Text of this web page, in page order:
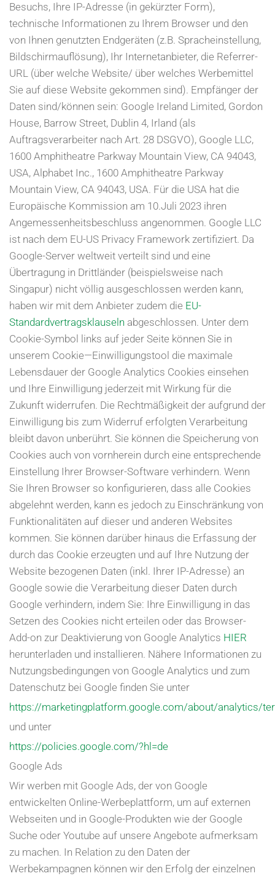
Besuchs, Ihre IP-Adresse (in gekürzter Form),
technische Informationen zu Ihrem Browser und den
von Ihnen genutzten Endgeräten (z.B. Spracheinstellung,
Bildschirmauflösung), Ihr Internetanbieter, die Referrer-
URL (über welche Website/ über welches Werbemittel
Sie auf diese Website gekommen sind). Empfänger der
Daten sind/können sein: Google Ireland Limited, Gordon
House, Barrow Street, Dublin 4, Irland (als
Auftragsverarbeiter nach Art. 28 DSGVO), Google LLC,
1600 Amphitheatre Parkway Mountain View, CA 94043,
USA, Alphabet Inc., 1600 Amphitheatre Parkway
Mountain View, CA 94043, USA. Für die USA hat die
Europäische Kommission am 10.Juli 2023 ihren
Angemessenheitsbeschluss angenommen. Google LLC
ist nach dem EU-US Privacy Framework zertifiziert. Da
Google-Server weltweit verteilt sind und eine
Übertragung in Drittländer (beispielsweise nach
Singapur) nicht völlig ausgeschlossen werden kann,
haben wir mit dem Anbieter zudem die EU-
Standardvertragsklauseln abgeschlossen. Unter dem
Cookie-Symbol links auf jeder Seite können Sie in
unserem Cookie—Einwilligungstool die maximale
Lebensdauer der Google Analytics Cookies einsehen
und Ihre Einwilligung jederzeit mit Wirkung für die
Zukunft widerrufen. Die Rechtmäßigkeit der aufgrund der
Einwilligung bis zum Widerruf erfolgten Verarbeitung
bleibt davon unberührt. Sie können die Speicherung von
Cookies auch von vornherein durch eine entsprechende
Einstellung Ihrer Browser-Software verhindern. Wenn
Sie Ihren Browser so konfigurieren, dass alle Cookies
abgelehnt werden, kann es jedoch zu Einschränkung von
Funktionalitäten auf dieser und anderen Websites
kommen. Sie können darüber hinaus die Erfassung der
durch das Cookie erzeugten und auf Ihre Nutzung der
Website bezogenen Daten (inkl. Ihrer IP-Adresse) an
Google sowie die Verarbeitung dieser Daten durch
Google verhindern, indem Sie: Ihre Einwilligung in das
Setzen des Cookies nicht erteilen oder das Browser-
Add-on zur Deaktivierung von Google Analytics HIER
herunterladen und installieren. Nähere Informationen zu
Nutzungsbedingungen von Google Analytics und zum
Datenschutz bei Google finden Sie unter
https://marketingplatform.google.com/about/analytics/
und unter
https://policies.google.com/?hl=de
Google Ads
Wir werben mit Google Ads, der von Google
entwickelten Online-Werbeplattform, um auf externen
Webseiten und in Google-Produkten wie der Google
Suche oder Youtube auf unsere Angebote aufmerksam
zu machen. In Relation zu den Daten der
Werbekampagnen können wir den Erfolg der einzelnen